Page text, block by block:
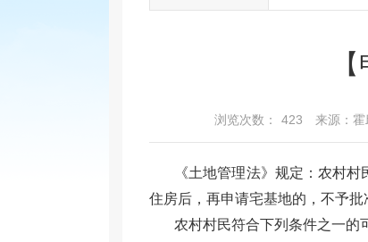
浏览次数： 423 来源：
《土地管理法》规定：农村
住房后，再申请宅基地的，不予批
农村村民符合下列条件之一的